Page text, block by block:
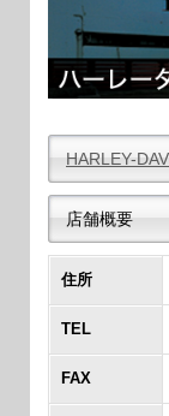
HARLEY-
店舗概要
住所
TEL
FAX